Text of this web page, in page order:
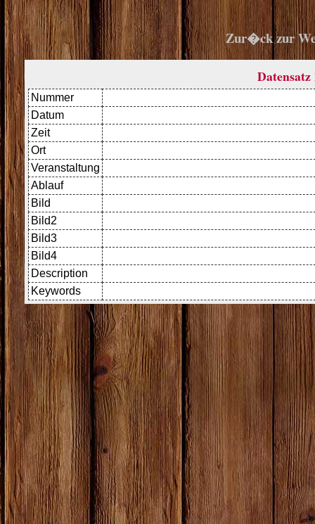
Zur�ck zur
Nummer
Datum
Zeit
Ort
Veranstaltung
Ablauf
Bild
Bild2
Bild3
Bild4
Description
Keywords